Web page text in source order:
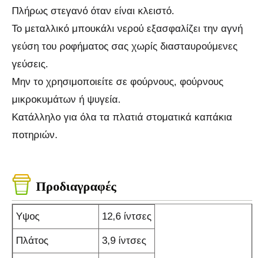
Πλήρως στεγανό όταν είναι κλειστό.
Το μεταλλικό μπουκάλι νερού εξασφαλίζει την αγνή
γεύση του ροφήματος σας χωρίς διασταυρούμενες
γεύσεις.
Μην το χρησιμοποιείτε σε φούρνους, φούρνους
μικροκυμάτων ή ψυγεία.
Κατάλληλο για όλα τα πλατιά στοματικά καπάκια
ποτηριών.
Προδιαγραφές
Υψος 12,6 ίντσες
Πλάτος 3,9 ίντσες